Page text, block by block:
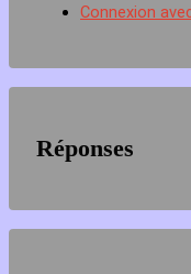
Connexion
Réponses